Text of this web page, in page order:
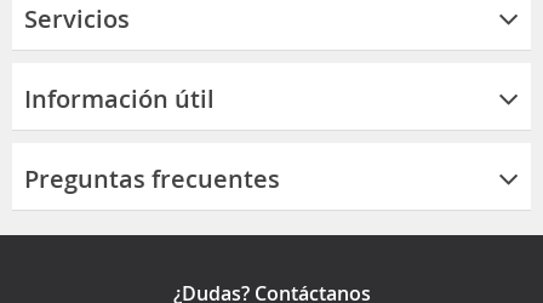
Servicios
Información útil
Preguntas frecuentes
¿Dudas? Contáctanos